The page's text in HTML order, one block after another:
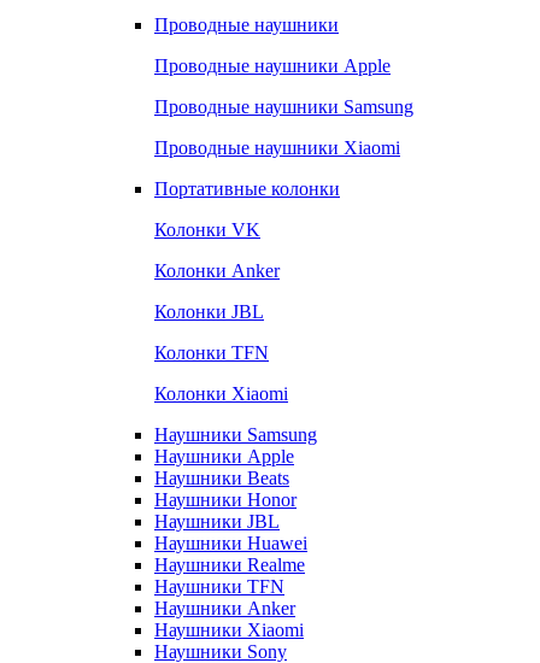
Проводные наушники
Проводные наушники Apple
Проводные наушники Samsung
Проводные наушники Xiaomi
Портативные колонки
Колонки VK
Колонки Anker
Колонки JBL
Колонки TFN
Колонки Xiaomi
Наушники Samsung
Наушники Apple
Наушники Beats
Наушники Honor
Наушники JBL
Наушники Huawei
Наушники Realme
Наушники TFN
Наушники Anker
Наушники Xiaomi
Наушники Sony